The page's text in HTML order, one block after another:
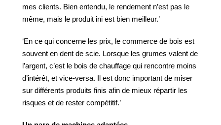
mes clients. Bien entendu, le rendement n’est pas le
même, mais le produit ini est bien meilleur.’
‘En ce qui concerne les prix, le commerce de bois est
souvent en dent de scie. Lorsque les grumes valent de
l’argent, c’est le bois de chauffage qui rencontre moins
d’intérêt, et vice-versa. Il est donc important de miser
sur différents produits finis afin de mieux répartir les
risques et de rester compétitif.’